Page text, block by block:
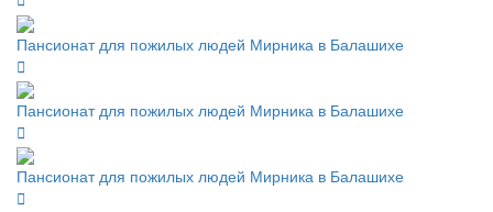
Пансионат для пожилых людей Мирника в Балашихе
Пансионат для пожилых людей Мирника в Балашихе
Пансионат для пожилых людей Мирника в Балашихе